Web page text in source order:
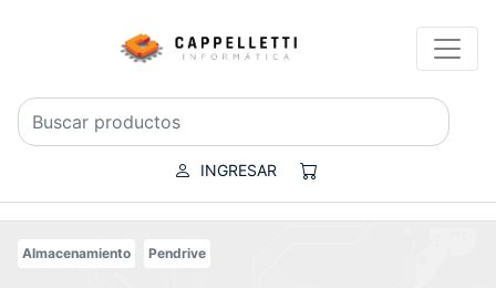
INGRESAR
Almacenamiento Pendrive